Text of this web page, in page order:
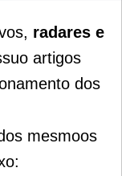
radares e
artigos
dos
mesmoos